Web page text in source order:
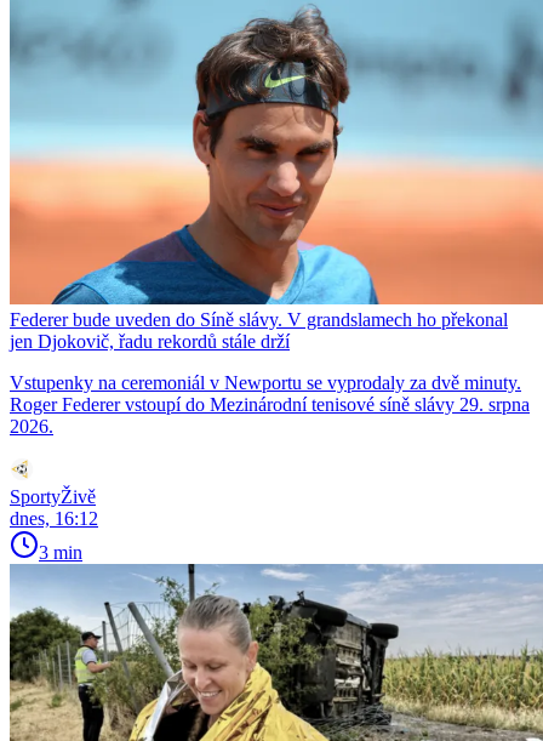
Federer bude uveden do Síně slávy. V grandslamech ho překonal
jen Djokovič, řadu rekordů stále drží
Vstupenky na ceremoniál v Newportu se vyprodaly za dvě minuty.
Roger Federer vstoupí do Mezinárodní tenisové síně slávy 29. srpna
2026.
SportyŽivě
dnes, 16:12
3 min